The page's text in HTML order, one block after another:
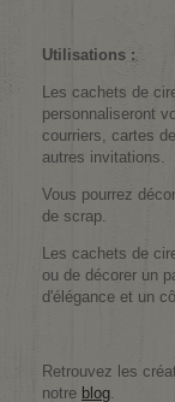
Utilisations :
Les cachets de
personnaliseront
courriers, cartes
autres invitations.
Vous pourrez
de scrap.
Les cachets de
ou de décorer un
d'élégance et un
Retrouvez les
notre blog.